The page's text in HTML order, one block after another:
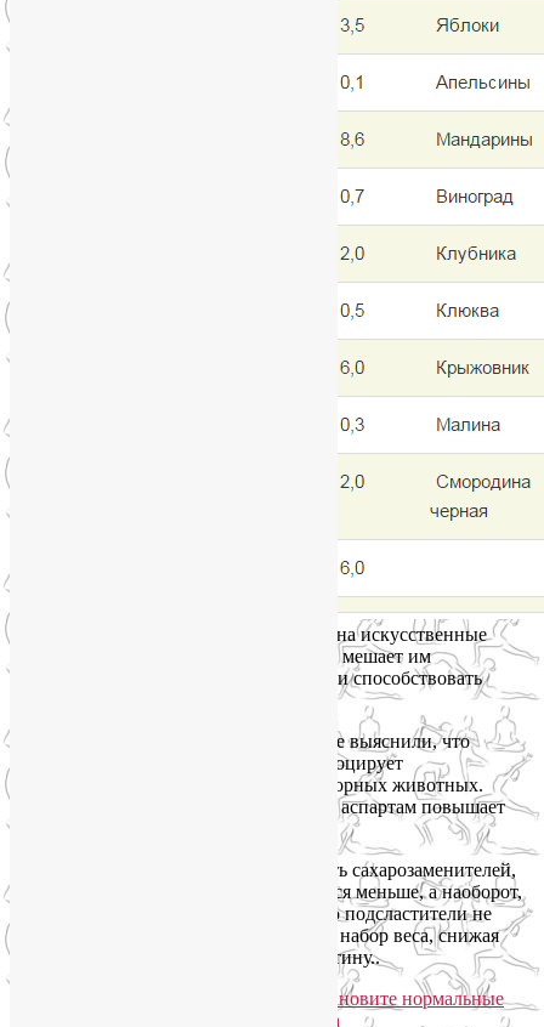
Полностью исключите из своего рациона искусственные
подсластители! Отсутствие калорий не мешает им
увеличивать уровень гормона лептина и способствовать
Еще в 70-х годах прошлого века ученые выяснили, что
сахарин является канцерогеном и провоцирует
онкологические заболевания у лабораторных животных.
Другой популярный заменитель сахара аспартам повышает
Несмотря на полувековую популярность сахарозаменителей,
количество полных людей не становится меньше, а наоборот,
возрастает. Это происходит потому, что подсластители не
помогают похудеть. Они провоцируют набор веса, снижая
чувствительность мозга к гормону лептину..